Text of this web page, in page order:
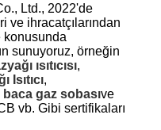
Ltd., 2022'de
ve ihracatçılarından
konusunda
sunuyoruz, örneğin
ısıtıcısı,
Isıtıcı,
gaz sobasıve
vb. Gibi sertifikaları